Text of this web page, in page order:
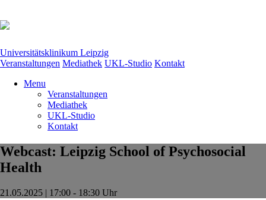
Universitätsklinikum Leipzig
Veranstaltungen Mediathek UKL-Studio Kontakt
Menu
Veranstaltungen
Mediathek
UKL-Studio
Kontakt
Webcast: Leipzig School of Psychosocial
Health
21.05.2025 | 17:00 - 18:30 Uhr